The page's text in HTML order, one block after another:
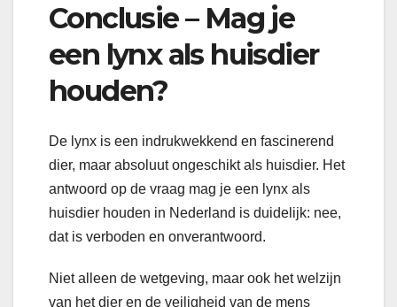
Conclusie – Mag je
een lynx als huisdier
houden?
De lynx is een indrukwekkend en fascinerend
dier, maar absoluut ongeschikt als huisdier. Het
antwoord op de vraag mag je een lynx als
huisdier houden in Nederland is duidelijk: nee,
dat is verboden en onverantwoord.
Niet alleen de wetgeving, maar ook het welzijn
van het dier en de veiligheid van de mens